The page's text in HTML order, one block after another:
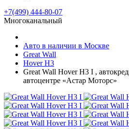
+7(499) 444-80-07
Многоканальный
Авто в наличии в Москве
Great Wall
Hover H3
Great Wall Hover H3 I ,
автоцентре «Астар Моторс»